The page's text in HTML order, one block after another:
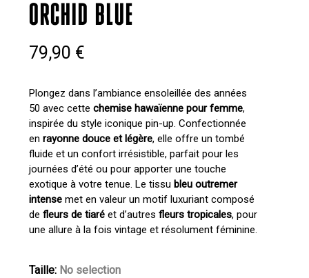
ORCHID BLUE
79,90 €
Plongez dans l’ambiance ensoleillée des années
50 avec cette chemise hawaïenne pour femme,
inspirée du style iconique pin-up. Confectionnée
en rayonne douce et légère, elle offre un tombé
fluide et un confort irrésistible, parfait pour les
journées d’été ou pour apporter une touche
exotique à votre tenue. Le tissu bleu outremer
intensemet en valeur un motif luxuriant composé
de fleurs de tiaréet d’autres fleurs tropicales, pour
une allure à la fois vintage et résolument féminine.
Taille: No selection